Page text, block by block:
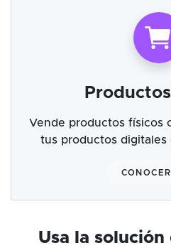
Vende productos físicos
tus productos digitales
Usa la